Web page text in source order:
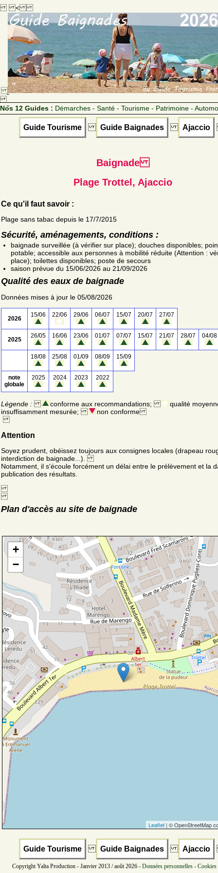
<
Nos 12 Guides : Démarches - Santé - Tourisme - Patrimoine -
Guide Tourisme Guide Baignades Ajaccio
Baignade
Plage Trottel, Ajaccio
Ce qu'il faut savoir :
Plage sans tabac depuis le 17/7/2015
Sécurité, aménagements, conditions :
baignade surveillée (à vérifier sur place); douches disponibles;
potable; accessible aux personnes à mobilité réduite (Attention :
place); toilettes disponibles; poste de secours
saison prévue du 15/06/2026 au 21/09/2026
Qualité des eaux de baignade
Données mises à jour le 05/08/2026
2026
15/06 22/06 29/06 06/07 15/07 20/07 27/07
2025
26/05 16/06 23/06 01/07 07/07 15/07 21/07 28/07 04/08
18/08 25/08 01/09 08/09 15/09
note
globale
2025 2024 2023 2022
Légende : conforme aux recommandations;
qualité
insuffisamment mesurée;
non conforme
Attention
Soyez prudent, obéissez toujours aux consignes locales (drapeau
interdiction de baignade...).
Notamment, il s'écoule forcément un délai entre le prélèvement et la
publication des résultats.
Plan d'accès au site de baignade
+
−
Leaflet | © OpenStreetMap
Guide Tourisme Guide Baignades Ajaccio
Copyright Yalta Production - Janvier 2013 / août 2026 - Données personnelles -